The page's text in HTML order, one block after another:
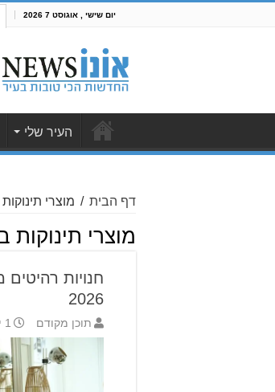
יום שישי , אוגוסט 7 2026
העיר שלי
דף הבית / מוצרי
מוצרי
חנויות
2026
תוכן מקודם 1 ינואר 2026 8:13